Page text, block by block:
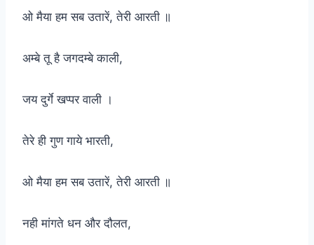
ओ मैया हम सब उतारें, तेरी आरती ॥
अम्बे तू है जगदम्बे काली,
जय दुर्गे खप्पर वाली ।
तेरे ही गुण गाये भारती,
ओ मैया हम सब उतारें, तेरी आरती ॥
नही मांगते धन और दौलत,